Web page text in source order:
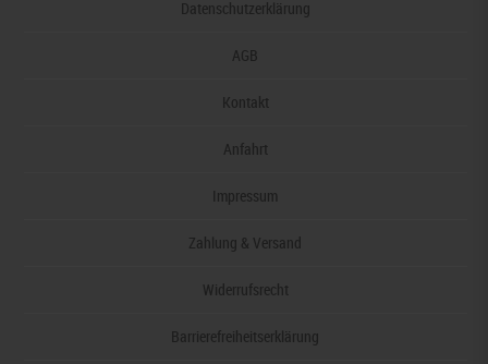
Datenschutzerklärung
AGB
Kontakt
Anfahrt
Impressum
Zahlung & Versand
Widerrufsrecht
Barrierefreiheitserklärung